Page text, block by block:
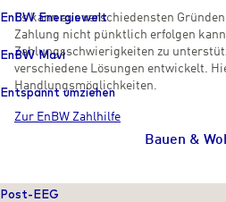
EnBW Energiewelt
EnBW Mavi
Entspannt umziehen
Bauen &
Post-EEG
Es kann aus verschiedensten
Zahlung nicht pünktlich erfolgen
Zahlungsschwierigkeiten zu
verschiedene Lösungen entwickelt.
Handlungsmöglichkeiten.
Zur EnBW Zahlhilfe